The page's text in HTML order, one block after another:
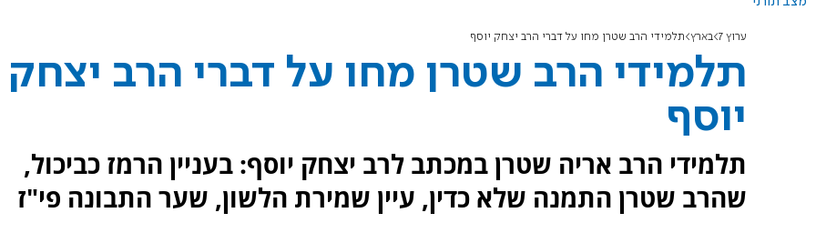
ערוץ 7 בארץ תלמידי הרב שטרן מחו על דברי הרב יצחק יוסף
תלמידי הרב שטרן מחו על דברי הרב יצחק
יוסף
תלמידי הרב אריה שטרן במכתב לרב יצחק יוסף: בעניין הרמז כביכול,
שהרב שטרן התמנה שלא כדין, עיין שמירת הלשון, שער התבונה פי"ז